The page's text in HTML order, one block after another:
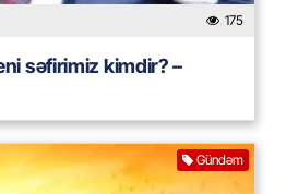
175
səfirimiz kimdir? –
Gündəm